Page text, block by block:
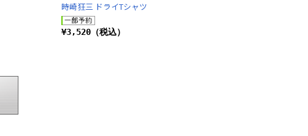
時崎狂三 ドライTシャツ
¥3,520（税込）